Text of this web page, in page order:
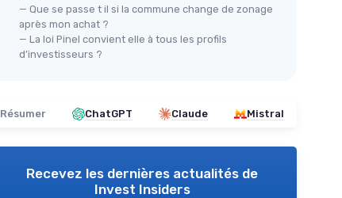
— Que se passe t il si la commune change de zonage
après mon achat ?
— La loi Pinel convient elle à tous les profils
d’investisseurs ?
Résumer ChatGPT Claude Mistral
Recevez les dernières actualités de
Invest Insiders